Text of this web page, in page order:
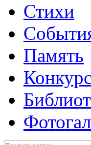
Стихи
Память
Конкурс